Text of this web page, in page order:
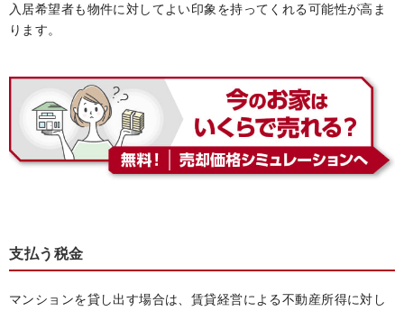
入居希望者も物件に対してよい印象を持ってくれる可能性が高ま
ります。
支払う税金
マンションを貸し出す場合は、賃貸経営による不動産所得に対し